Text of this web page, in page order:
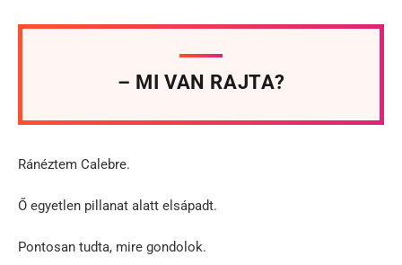
– MI VAN RAJTA?
Ránéztem Calebre.
Ő egyetlen pillanat alatt elsápadt.
Pontosan tudta, mire gondolok.